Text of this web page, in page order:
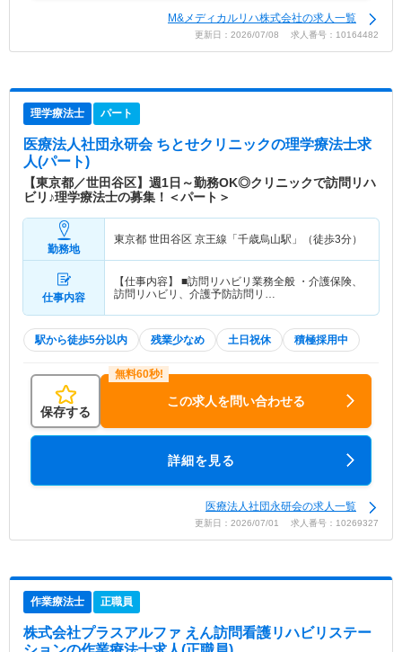
M&メディカルリハ株式会社の求人一覧
更新日：2026/07/08 求人番号：10164482
理学療法士 パート
医療法人社団永研会 ちとせクリニックの理学療法士求
人(パート)
【東京都／世田谷区】週1日～勤務OK◎クリニックで訪問リハ
ビリ♪理学療法士の募集！＜パート＞
勤務地
東京都 世田谷区 京王線「千歳烏山駅」（徒歩3分）
仕事内容
【仕事内容】 ■訪問リハビリ業務全般 ・介護保険、
訪問リハビリ、介護予防訪問リ…
駅から徒歩5分以内 残業少なめ 土日祝休 積極採用中
保存する
この求人を問い合わせる
詳細を見る
医療法人社団永研会の求人一覧
更新日：2026/07/01 求人番号：10269327
作業療法士 正職員
株式会社プラスアルファ えん訪問看護リハビリステー